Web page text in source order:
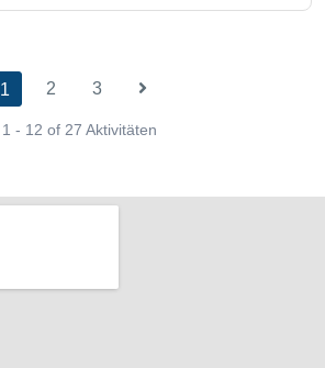
1 2 3
1 - 12 of 27 Aktivitäten